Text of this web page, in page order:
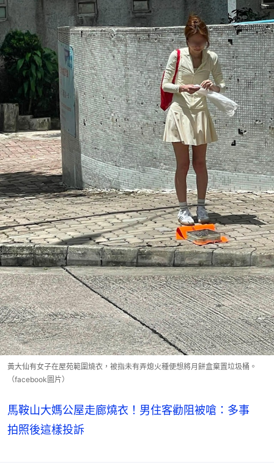
黃大仙有女子在屋苑範圍燒衣，被指未有弄熄火種便想將月餅盒棄置垃圾桶。
（facebook圖片）
馬鞍山大媽公屋走廊燒衣！男住客勸阻被嗆：多事
拍照後這樣投訴